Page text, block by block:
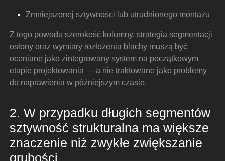
Zmniejszonej sztywności lub utrudnionego montażu
Z tego powodu szerokość kolumny, strategia segmentacji
osłony oraz wymiary rozłożenia blachy muszą być
oceniane jako zintegrowany system na początkowym
etapie projektowania — a nie traktowane jako problemy
do naprawienia w późniejszym czasie.
2. W przypadku długich segmentów
sztywność strukturalna ma większe
znaczenie niż zwykłe zwiększanie
grubości